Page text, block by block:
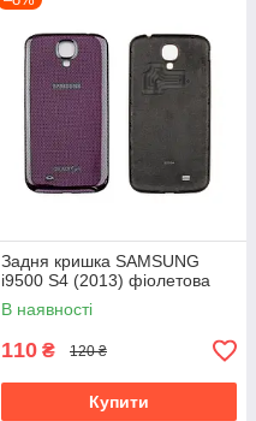
Задня кришка SAMSUNG
i9500 S4 (2013) фіолетова
В наявності
110 ₴ 120 ₴
Купити